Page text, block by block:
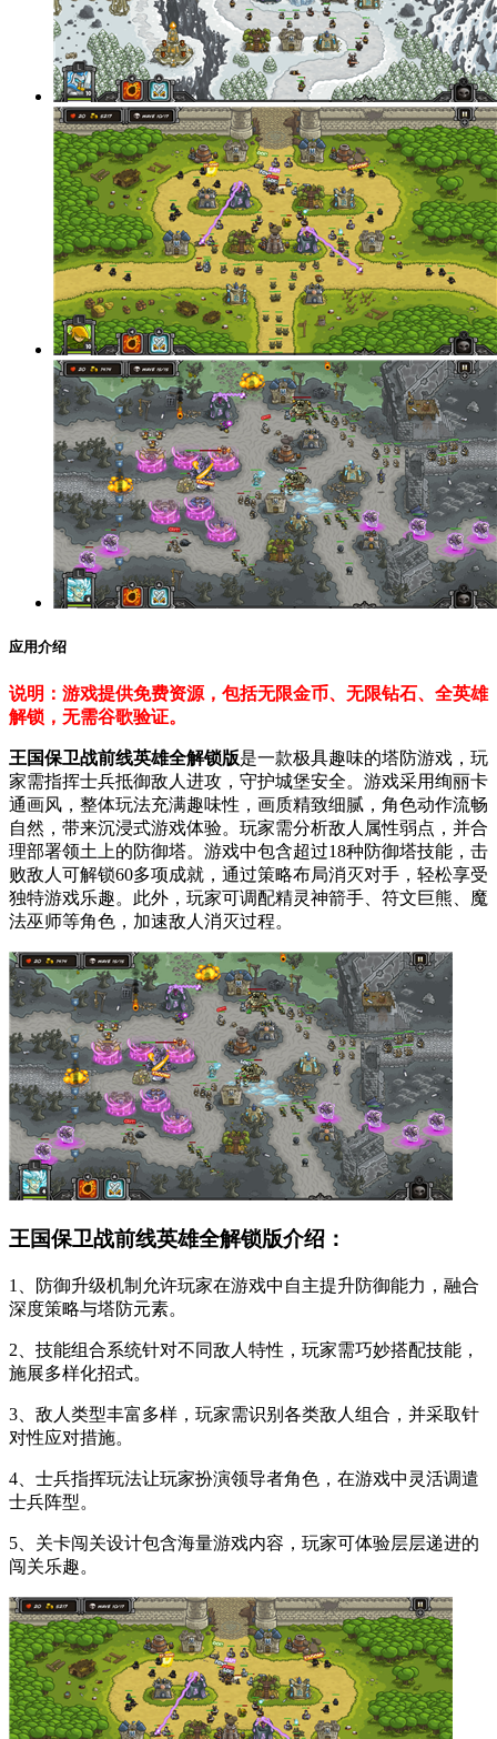
应用介绍
说明：游戏提供免费资源，包括无限金币、无限钻石、全英雄
解锁，无需谷歌验证。
王国保卫战前线英雄全解锁版是一款极具趣味的塔防游戏，玩
家需指挥士兵抵御敌人进攻，守护城堡安全。游戏采用绚丽卡
通画风，整体玩法充满趣味性，画质精致细腻，角色动作流畅
自然，带来沉浸式游戏体验。玩家需分析敌人属性弱点，并合
理部署领土上的防御塔。游戏中包含超过18种防御塔技能，击
败敌人可解锁60多项成就，通过策略布局消灭对手，轻松享受
独特游戏乐趣。此外，玩家可调配精灵神箭手、符文巨熊、魔
法巫师等角色，加速敌人消灭过程。
王国保卫战前线英雄全解锁版介绍：
1、防御升级机制允许玩家在游戏中自主提升防御能力，融合
深度策略与塔防元素。
2、技能组合系统针对不同敌人特性，玩家需巧妙搭配技能，
施展多样化招式。
3、敌人类型丰富多样，玩家需识别各类敌人组合，并采取针
对性应对措施。
4、士兵指挥玩法让玩家扮演领导者角色，在游戏中灵活调遣
士兵阵型。
5、关卡闯关设计包含海量游戏内容，玩家可体验层层递进的
闯关乐趣。